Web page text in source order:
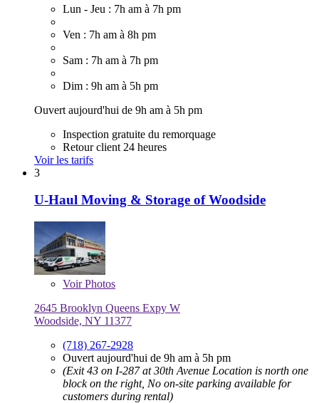
Lun - Jeu : 7h am à 7h pm
Ven : 7h am à 8h pm
Sam : 7h am à 7h pm
Dim : 9h am à 5h pm
Ouvert aujourd'hui de 9h am à 5h pm
Inspection gratuite du remorquage
Retour client 24 heures
Voir les tarifs
3
U-Haul Moving & Storage of Woodside
VoirPhotos
2645 Brooklyn Queens Expy W
Woodside, NY 11377
(718) 267-2928
Ouvert aujourd'hui de 9h am à 5h pm
(Exit 43 on I-287 at 30th Avenue Location is north one
block on the right, No on-site parking available for
customers during rental)